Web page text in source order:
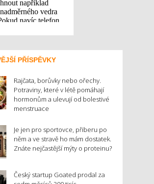
PŘÍSPĚVKY
Rajčata, borůvky nebo ořechy.
Potraviny, které v létě pomáhají
hormonům a ulevují od bolestivé
menstruace
Je jen pro sportovce, přiberu po
něm a ve stravě ho mám dostatek.
Znáte nejčastější mýty o proteinu?
Český startup Goated prodal za